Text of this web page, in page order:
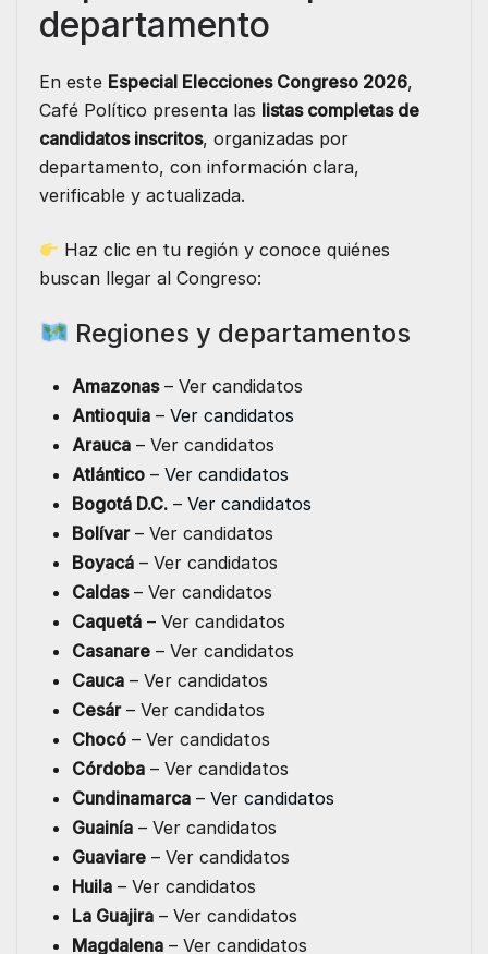
departamento
En este Especial Elecciones Congreso 2026,
Café Político presenta las listas completas de
candidatos inscritos, organizadas por
departamento, con información clara,
verificable y actualizada.
Haz clic en tu región y conoce quiénes
buscan llegar al Congreso:
Regiones y departamentos
Amazonas– Ver candidatos
Antioquia – Ver candidatos
Arauca – Ver candidatos
Atlántico – Ver candidatos
Bogotá D.C. – Ver candidatos
Bolívar– Ver candidatos
Boyacá – Ver candidatos
Caldas– Ver candidatos
Caquetá – Ver candidatos
Casanare – Ver candidatos
Cauca – Ver candidatos
Cesár– Ver candidatos
Chocó – Ver candidatos
Córdoba – Ver candidatos
Cundinamarca – Ver candidatos
Guainía – Ver candidatos
Guaviare – Ver candidatos
Huila – Ver candidatos
La Guajira – Ver candidatos
Magdalena – Ver candidatos